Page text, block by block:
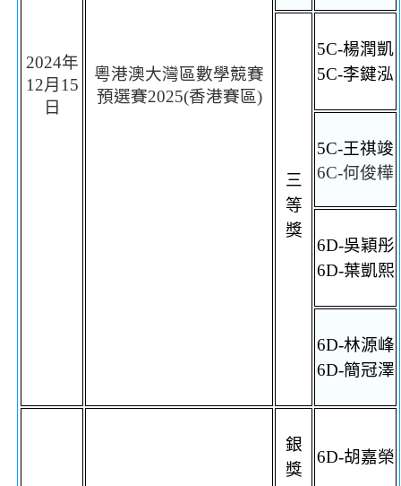
2024年
12月 15
日
粵港澳大灣區數學競賽
預選賽2025(香港賽區)
三
等
獎
5C-楊潤凱
5C-李鍵泓
5C-王祺竣
6C-何俊樺
6D-吳穎彤
6D-葉凱熙
6D-林源峰
6D-簡冠澤
銀
獎
6D-胡嘉榮